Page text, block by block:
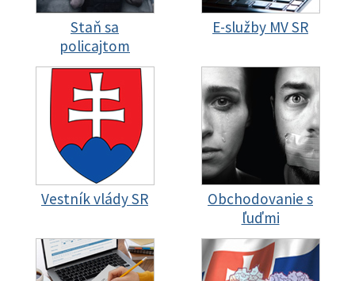
Staň sa
policajtom
E-služby MV SR
Vestník vlády SR
Obchodovanie s
ľuďmi